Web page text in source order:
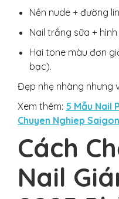
Nền nude + đường
Nail trắng sữa +
Hai tone màu đơn
bạc).
Đẹp nhẹ nhàng nhưng
Xem thêm: 5 Mẫu Nail
Chuyen Nghiep
Cách
Nail